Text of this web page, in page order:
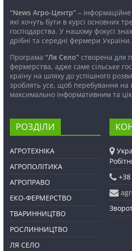
“News Агро-Центр”–
які хочуть бути в курсі основних
господарства. У нашому фокусі
дрібні та середні фермери України.
Програма “Ля Село”створена для
фермерства, адже саме сільське
країну на шляху до успішного
зроблять усе, щоб перебування на
максимально інформативним та
РОЗДІЛИ
АГРОТЕХНІКА
АГРОПОЛІТИКА
АГРОПРАВО
ЕКО-ФЕРМЕРСТВО
ТВАРИННИЦТВО
РОСЛИННИЦТВО
ЛЯ СЕЛО